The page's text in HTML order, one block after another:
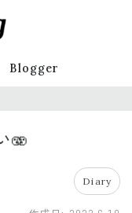
Blogger
🫨
Diary